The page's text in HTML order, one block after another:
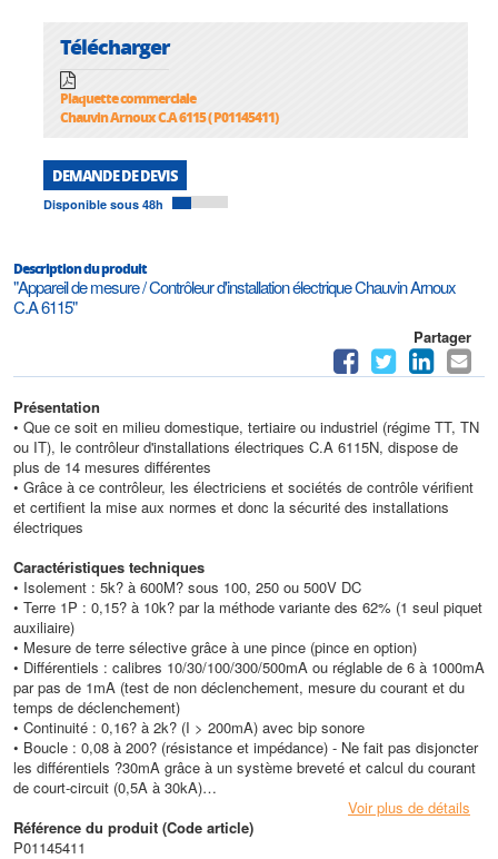
Télécharger
Plaquette commerciale
Chauvin Arnoux C.A 6115 ( P01145411)
DEMANDE DE DEVIS
Disponible sous 48h
Description du produit
"Appareil de mesure / Contrôleur d'installation électrique Chauvin Arnoux
C.A 6115"
Partager
Présentation
• Que ce soit en milieu domestique, tertiaire ou industriel (régime TT, TN
ou IT), le contrôleur d'installations électriques C.A 6115N, dispose de
plus de 14 mesures différentes
• Grâce à ce contrôleur, les électriciens et sociétés de contrôle vérifient
et certifient la mise aux normes et donc la sécurité des installations
électriques
Caractéristiques techniques
• Isolement : 5k? à 600M? sous 100, 250 ou 500V DC
• Terre 1P : 0,15? à 10k? par la méthode variante des 62% (1 seul piquet
auxiliaire)
• Mesure de terre sélective grâce à une pince (pince en option)
• Différentiels : calibres 10/30/100/300/500mA ou réglable de 6 à 1000mA
par pas de 1mA (test de non déclenchement, mesure du courant et du
temps de déclenchement)
• Continuité : 0,16? à 2k? (I > 200mA) avec bip sonore
• Boucle : 0,08 à 200? (résistance et impédance) - Ne fait pas disjoncter
les différentiels ?30mA grâce à un système breveté et calcul du courant
de court-circuit (0,5A à 30kA)
• Rotation de phases : 20 à 440V AC / 15,3 à 450Hz
• Tension : 10 à 440V AC/DC
• Courant et courant de fuite : 4mA à 300A (avec pince en option)
Voir plus de détails
Référence du produit (Code article)
P01145411